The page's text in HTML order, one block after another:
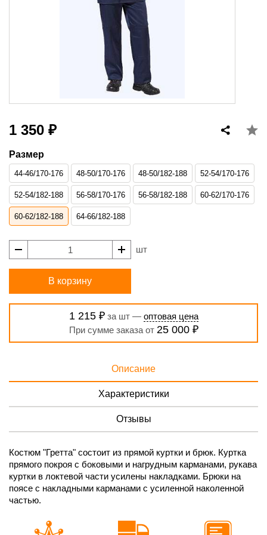
1 350 ₽
Размер
44-46/170-176 48-50/170-176 48-50/182-188 52-54/170-176
52-54/182-188 56-58/170-176 56-58/182-188 60-62/170-176
60-62/182-188 64-66/182-188
шт
В корзину
1 215 ₽за шт — оптовая цена
При сумме заказа от 25 000 ₽
Описание
Характеристики
Отзывы
Костюм "Гретта" состоит из прямой куртки и брюк. Куртка
прямого покроя с боковыми и нагрудным карманами, рукава
куртки в локтевой части усилены накладками. Брюки на
поясе с накладными карманами с усиленной наколенной
частью.